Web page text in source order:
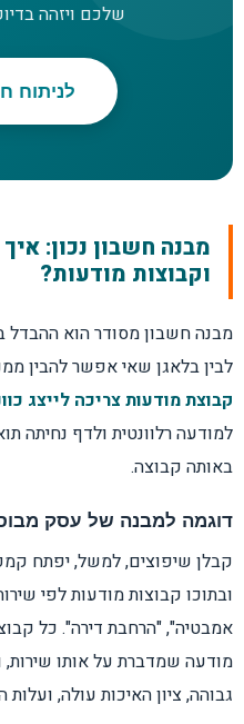
שלכם ויזהה
לניתוח
מבנה חשבון נכון:
וקבוצות מודעות?
מבנה חשבון מסודר הוא ההבדל
לבין בלאגן שאי אפשר להבין
קבוצת מודעות צריכה לייצג
למודעה רלוונטית ולדף נחיתה
באותה קבוצה.
דוגמה למבנה של עסק
קבלן שיפוצים, למשל, יפתח
ובתוכו קבוצות מודעות לפי
אמבטיה", "הרחבת דירה". כל
מודעה שמדברת על אותו שירות,
גבוהה, ציון האיכות עולה, ועלות